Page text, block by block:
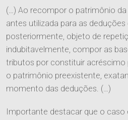
(…) Ao recompor o patrimônio
antes utilizada para as deduções
posteriormente, objeto de
indubitavelmente, compor as
tributos por constituir acréscimo
o patrimônio preexistente,
momento das deduções. (…)
Importante destacar que o caso